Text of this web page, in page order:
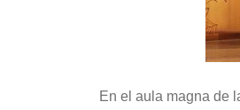
En el aula magna de